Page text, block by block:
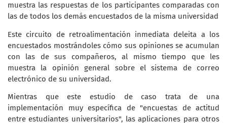
muestra las respuestas de los participantes comparadas con
las de todos los demás encuestados de la misma universidad
Este circuito de retroalimentación inmediata deleita a los
encuestados mostrándoles cómo sus opiniones se acumulan
con las de sus compañeros, al mismo tiempo que les
muestra la opinión general sobre el sistema de correo
electrónico de su universidad.
Mientras que este estudio de caso trata de una
implementación muy específica de "encuestas de actitud
entre estudiantes universitarios", las aplicaciones para otros